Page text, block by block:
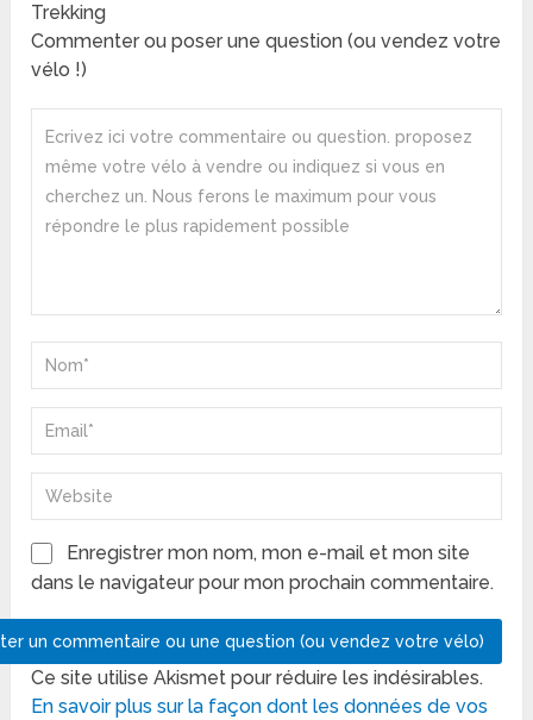
Trekking
Commenter ou poser une question (ou vendez votre
vélo !)
Enregistrer mon nom, mon e-mail et mon site
dans le navigateur pour mon prochain commentaire.
Ce site utilise Akismet pour réduire les indésirables.
En savoir plus sur la façon dont les données de vos